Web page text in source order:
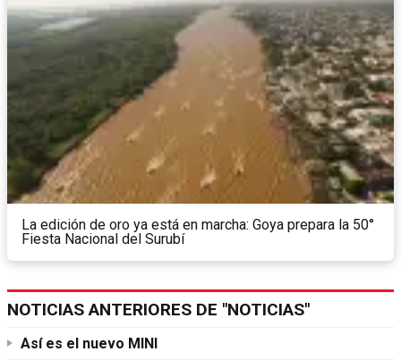
La edición de oro ya está en marcha: Goya prepara la 50°
Fiesta Nacional del Surubí
NOTICIAS ANTERIORES DE "NOTICIAS"
Así es el nuevo MINI